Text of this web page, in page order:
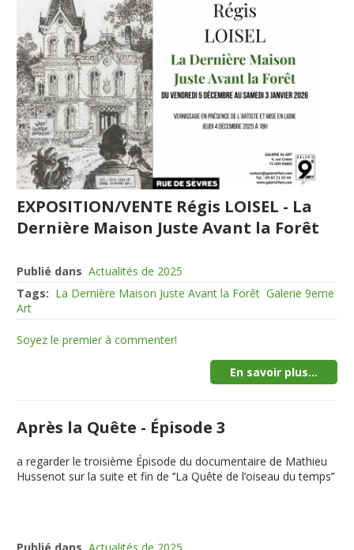
EXPOSITION/VENTE Régis LOISEL - La
Dernière Maison Juste Avant la Forêt
Publié dans Actualités de 2025
Tags: La Dernière Maison Juste Avant la Forêt Galerie 9eme
Art
Soyez le premier à commenter!
En savoir plus...
Après la Quête - Épisode 3
a regarder le troisième Épisode du documentaire de Mathieu
Hussenot sur la suite et fin de ‘’La Quête de l’oiseau du temps’’